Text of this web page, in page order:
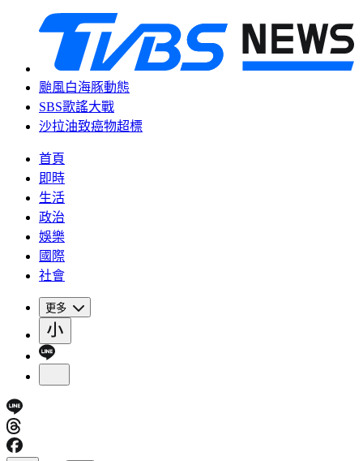
颱風白海豚動態
SBS歌謠大戰
沙拉油致癌物超標
首頁
即時
生活
政治
娛樂
國際
社會
更多